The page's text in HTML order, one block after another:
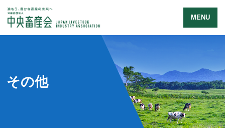
MENU
その他